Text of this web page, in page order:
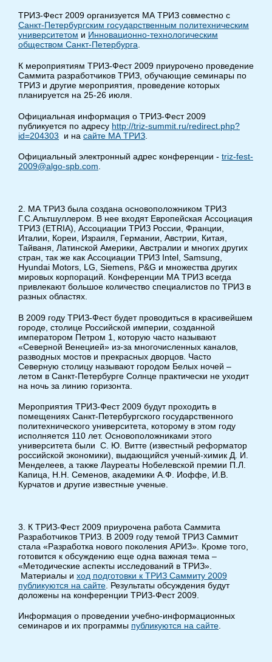
ТРИЗ-Фест 2009 организуется МА ТРИЗ совместно с
Санкт-Петербургским государственным политехническим
университетом и Инновационно-технологическим
обществом Санкт-Петербурга.
К мероприятиям ТРИЗ-Фест 2009 приурочено проведение
Саммита разработчиков ТРИЗ, обучающие семинары по
ТРИЗ и другие мероприятия, проведение которых
планируется на 25-26 июля.
Официальная информация о ТРИЗ-Фест 2009
публикуется по адресу http://triz-summit.ru/redirect.php?
id=204303 и на сайте МА ТРИЗ
Официальный электронный адрес конференции - triz-fest-
2009@algo-spb.com.
2. МА ТРИЗ была создана основоположником ТРИЗ
Г.С.Альтшуллером. В нее входят Европейская Ассоциация
ТРИЗ (ETRIA), Ассоциации ТРИЗ России, Франции,
Италии, Кореи, Израиля, Германии, Австрии, Китая,
Тайваня, Латинской Америки, Австралии и многих других
стран, так же как Ассоциации ТРИЗ Intel, Samsung,
Hyundai Motors, LG, Siemens, P&G и множества других
мировых корпораций. Конференции МА ТРИЗ всегда
привлекают большое количество специалистов по ТРИЗ в
разных областях.
В 2009 году ТРИЗ-Фест будет проводиться в красивейшем
городе, столице Российской империи, созданной
императором Петром 1, которую часто называют
«Северной Венецией» из-за многочисленных каналов,
разводных мостов и прекрасных дворцов. Часто
Северную столицу называют городом Белых ночей –
летом в Санкт-Петербурге Солнце практически не уходит
на ночь за линию горизонта.
Мероприятия ТРИЗ-Фест 2009 будут проходить в
помещениях Санкт-Петербургского государственного
политехнического университета, которому в этом году
исполняется 110 лет. Основоположниками этого
университета были С. Ю. Витте (известный реформатор
российской экономики), выдающийся ученый-химик Д. И.
Менделеев, а также Лауреаты Нобелевской премии П.Л.
Капица, Н.Н. Семенов, академики А.Ф. Иоффе, И.В.
Курчатов и другие известные ученые.
3. К ТРИЗ-Фест 2009 приурочена работа Саммита
Разработчиков ТРИЗ. В 2009 году темой ТРИЗ Саммит
стала «Разработка нового поколения АРИЗ». Кроме того,
готовится к обсуждению еще одна важная тема –
«Методические аспекты исследований в ТРИЗ».
Материалы и ход подготовки к ТРИЗ Саммиту 2009
публикуются на сайте . Результаты обсуждения будут
доложены на конференции ТРИЗ-Фест 2009.
Информация о проведении учебно-информационных
семинаров и их программы публикуются на сайте.